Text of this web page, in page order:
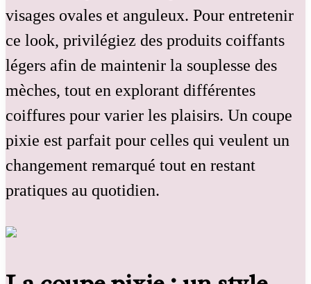
visages ovales et anguleux. Pour entretenir
ce look, privilégiez des produits coiffants
légers afin de maintenir la souplesse des
mèches, tout en explorant différentes
coiffures pour varier les plaisirs. Un coupe
pixie est parfait pour celles qui veulent un
changement remarqué tout en restant
pratiques au quotidien.